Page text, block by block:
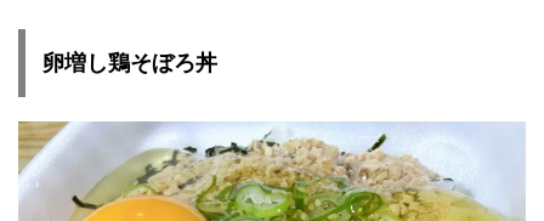
卵増し鶏そぼろ丼